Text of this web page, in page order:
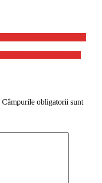
Câmpurile obligatorii sunt